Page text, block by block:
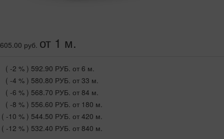
605.00 руб. от 1 м.
( -2 % ) 592.90 РУБ. от 6 м.
( -4 % ) 580.80 РУБ. от 33 м.
( -6 % ) 568.70 РУБ. от 84 м.
( -8 % ) 556.60 РУБ. от 180 м.
( -10 % ) 544.50 РУБ. от 420 м.
( -12 % ) 532.40 РУБ. от 840 м.